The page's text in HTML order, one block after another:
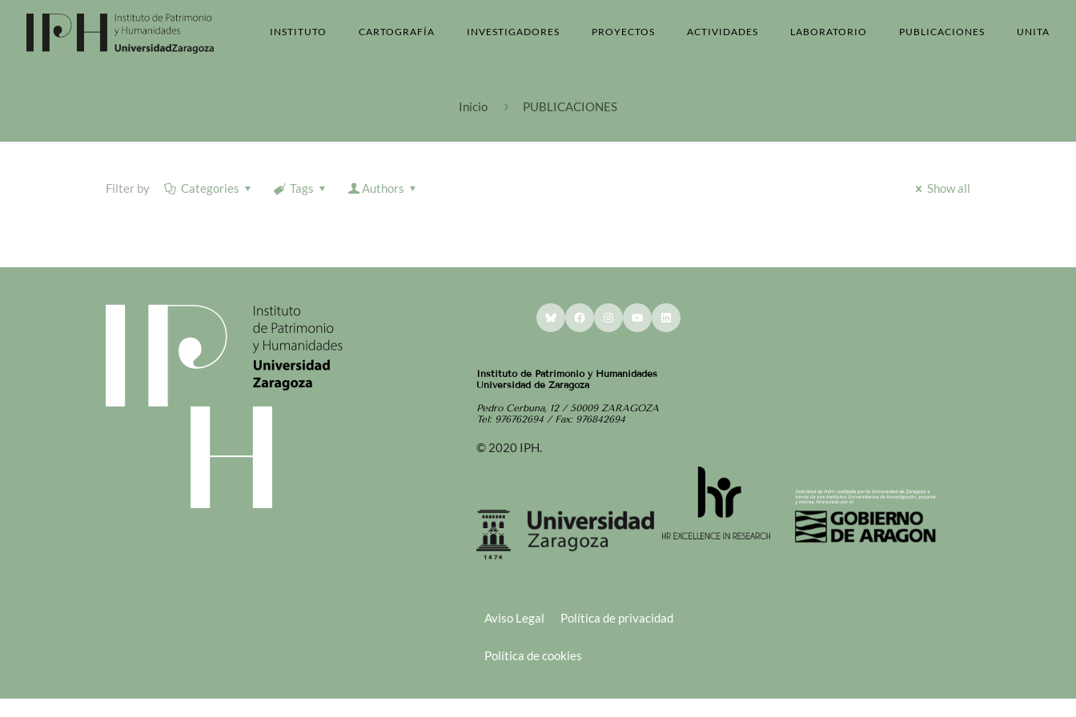
INSTITUTO CARTOGRAFÍA INVESTIGADORES PROYECTOS ACTIVIDADES LABORATORIO PUBLICACIONES UNITA
Inicio PUBLICACIONES
Filter by Categories Tags Authors Show all
BlueskyFacebookInstagram
YouTubeLinkedIn
Instituto de Patrimonio y Humanidades
Universidad de Zaragoza
Pedro Cerbuna, 12 / 50009 ZARAGOZA
Tel: 976762694 / Fax: 976842694
© 2020 IPH.
Aviso Legal Política de privacidad
Política de cookies